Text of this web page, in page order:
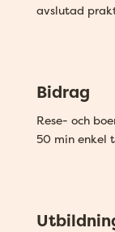
avslutad
Bidrag
Rese- och
50 min enkel